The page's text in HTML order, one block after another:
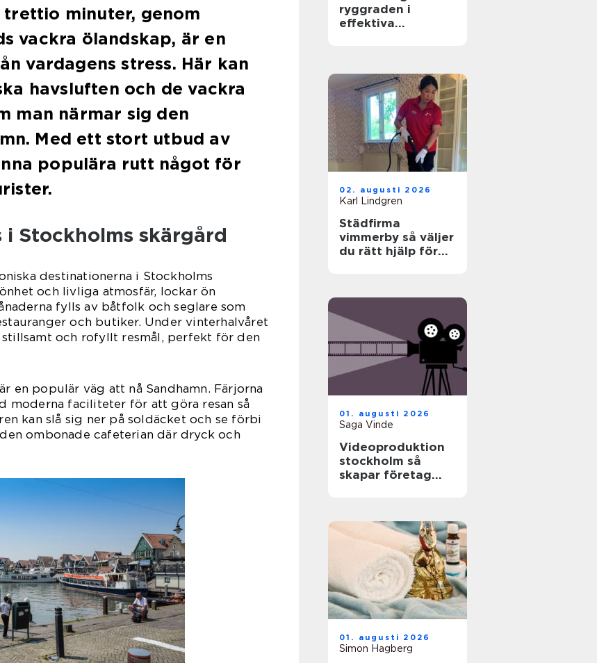
minuter, genom
vackra ölandskap, är en
vardagens stress. Här kan
havsluften och de vackra
man närmar sig den
Med ett stort utbud av
populära rutt något för
i Stockholms skärgård
destinationerna i Stockholms
och livliga atmosfär, lockar ön
fylls av båtfolk och seglare som
och butiker. Under vinterhalvåret
och rofyllt resmål, perfekt för den
en populär väg att nå Sandhamn. Färjorna
moderna faciliteter för att göra resan så
kan slå sig ner på soldäcket och se förbi
ombonade cafeterian där dryck och
ryggraden i
effektiva
02. augusti 2026
Karl Lindgren
Städfirma
vimmerby så väljer
du rätt hjälp för
01. augusti 2026
Saga Vinde
Videoproduktion
stockholm så
skapar företag
01. augusti 2026
Simon Hagberg